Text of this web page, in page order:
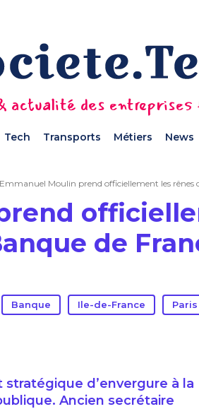
actualité des
Tech Transports Métiers News
Emmanuel Moulin prend officiellement les rênes
de
Banque Ile-de-France Paris
d’envergure à la
Ancien secrétaire